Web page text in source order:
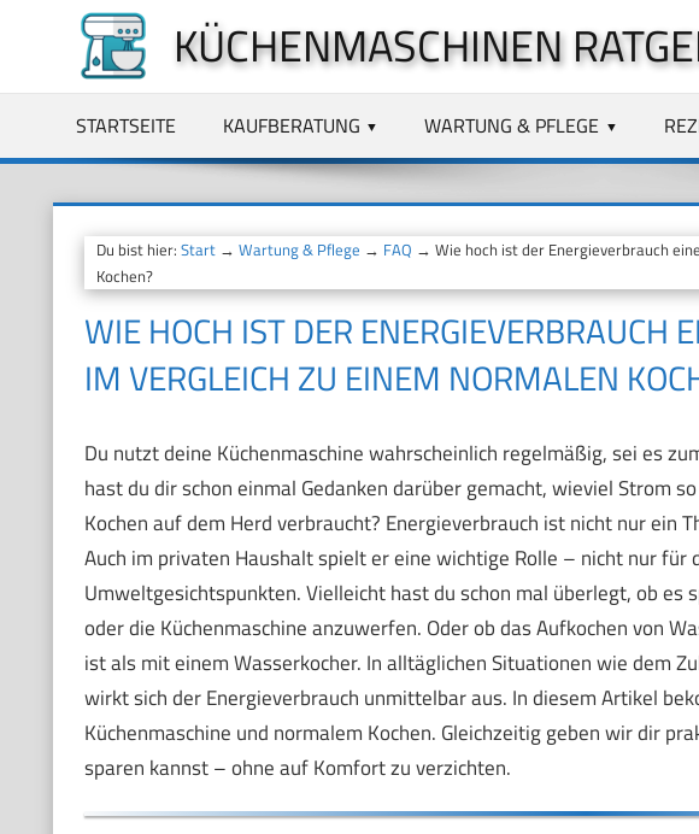
springen
KÜCHENMASCHINEN
STARTSEITE KAUFBERATUNG WARTUNG & PFLEGE
Du bist hier: Start→ Wartung & Pflege → FAQ → Wie hoch ist der Energieverbrauch
Kochen?
WIE HOCH IST DER ENERGIEVERBRAUCH
IM VERGLEICH ZU EINEM NORMALEN
Du nutzt deine Küchenmaschine wahrscheinlich regelmäßig, sei es
hast du dir schon einmal Gedanken darüber gemacht, wieviel Strom
Kochen auf dem Herd verbraucht? Energieverbrauch ist nicht nur ein
Auch im privaten Haushalt spielt er eine wichtige Rolle – nicht nur für
Umweltgesichtspunkten. Vielleicht hast du schon mal überlegt, ob es
oder die Küchenmaschine anzuwerfen. Oder ob das Aufkochen von
ist als mit einem Wasserkocher. In alltäglichen Situationen wie dem
wirkt sich der Energieverbrauch unmittelbar aus. In diesem Artikel
Küchenmaschine und normalem Kochen. Gleichzeitig geben wir dir
sparen kannst – ohne auf Komfort zu verzichten.